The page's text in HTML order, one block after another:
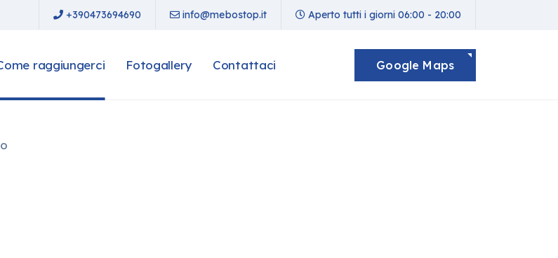
+390473694690 info@mebostop.it Aperto tutti i giorni 06:00 - 20:00
raggiungerci Fotogallery Contattaci Google Maps